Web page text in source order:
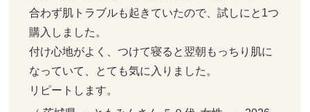
合わず肌トラブルも起きていたので、試しにと1つ
購入しました。
付け心地がよく、つけて寝ると翌朝もっちり肌に
なっていて、とても気に入りました。
リピートします。